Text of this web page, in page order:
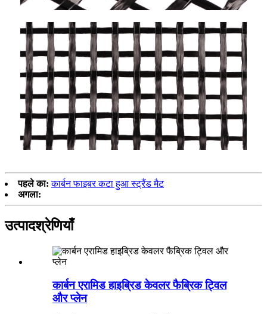
पहले का: कार्बन फाइबर कटा हुआ स्ट्रैंड मैट
अगला:
उत्पादश्रेणियाँ
कार्बन एरामिड हाइब्रिड केवलर फैब्रिक ट्विल
और प्लेन